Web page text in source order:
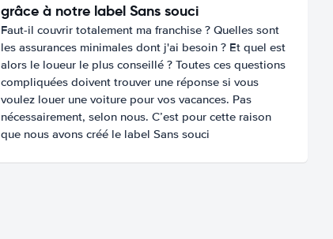
grâce à notre label Sans souci
Faut-il couvrir totalement ma franchise ? Quelles sont
les assurances minimales dont j'ai besoin ? Et quel est
alors le loueur le plus conseillé ? Toutes ces questions
compliquées doivent trouver une réponse si vous
voulez louer une voiture pour vos vacances. Pas
nécessairement, selon nous. C’est pour cette raison
que nous avons créé le label Sans souci